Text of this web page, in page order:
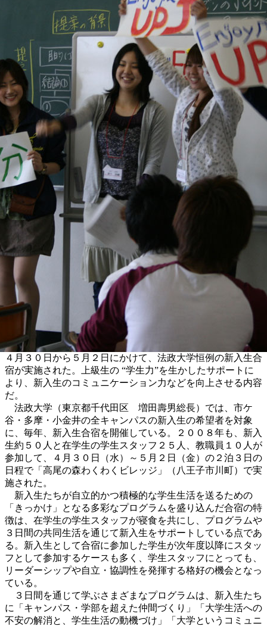
４月３０日から５月２日にかけて、法政大学恒例の新入生合
宿が実施された。上級生の “学生力”を生かしたサポートに
より、新入生のコミュニケーション力などを向上させる内容
だ。
法政大学（東京都千代田区 増田壽男総長）では、市ケ
谷・多摩・小金井の全キャンパスの新入生の希望者を対象
に、毎年、新入生合宿を開催している。２００８年も、新入
生約５０人と在学生の学生スタッフ２５人、教職員１０人が
参加して、４月３０日（水）～５月２日（金）の２泊３日の
日程で「高尾の森わくわくビレッジ」（八王子市川町）で実
施された。
新入生たちが自立的かつ積極的な学生生活を送るための
「きっかけ」となる多彩なプログラムを盛り込んだ合宿の特
徴は、在学生の学生スタッフが寝食を共にし、プログラムや
３日間の共同生活を通じて新入生をサポートしている点であ
る。新入生として合宿に参加した学生が次年度以降にスタッ
フとして参加するケースも多く、学生スタッフにとっても、
リーダーシップや自立・協調性を発揮する格好の機会となっ
ている。
３日間を通じて学ぶさまざまなプログラムは、新入生たち
に「キャンパス・学部を超えた仲間づくり」「大学生活への
不安の解消と、学生生活の動機づけ」「大学というコミュニ